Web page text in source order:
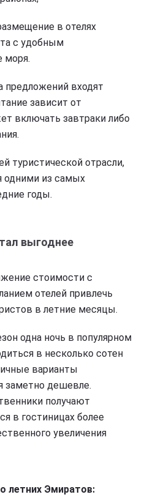
в отелях
с удобным
моря.
предложений входят
зависит от
включать завтраки либо
туристической отрасли,
из самых
годы.
выгоднее
стоимости с
отелей привлечь
в летние месяцы.
одна ночь в популярном
в несколько сотен
варианты
заметно дешевле.
получают
в гостиницах более
увеличения
летних Эмиратов: